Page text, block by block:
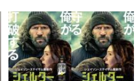
ザ」たち